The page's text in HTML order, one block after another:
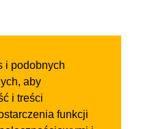
i podobnych
aby
i treści
funkcji